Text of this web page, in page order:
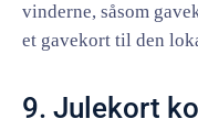
vinderne, såsom
et gavekort til den
9. Julekort